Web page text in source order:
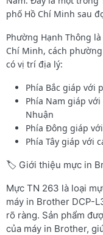
phố Hồ Chí Minh sau
Phường Hạnh Thông
Chí Minh, cách
có vị trí địa lý:
Phía Bắc giáp với
Phía Nam giáp
Nhuận
Phía Đông giáp
Phía Tây giáp với
🏷️ Giới thiệu mực in
Mực TN 263 là loại
máy in Brother DCP-
rõ ràng. Sản phẩm
của máy in Brother,